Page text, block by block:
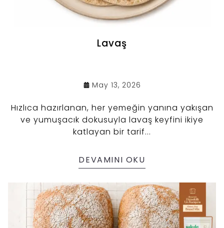
Lavaş
May 13, 2026
Hızlıca hazırlanan, her yemeğin yanına yakışan
ve yumuşacık dokusuyla lavaş keyfini ikiye
katlayan bir tarif...
DEVAMINI OKU